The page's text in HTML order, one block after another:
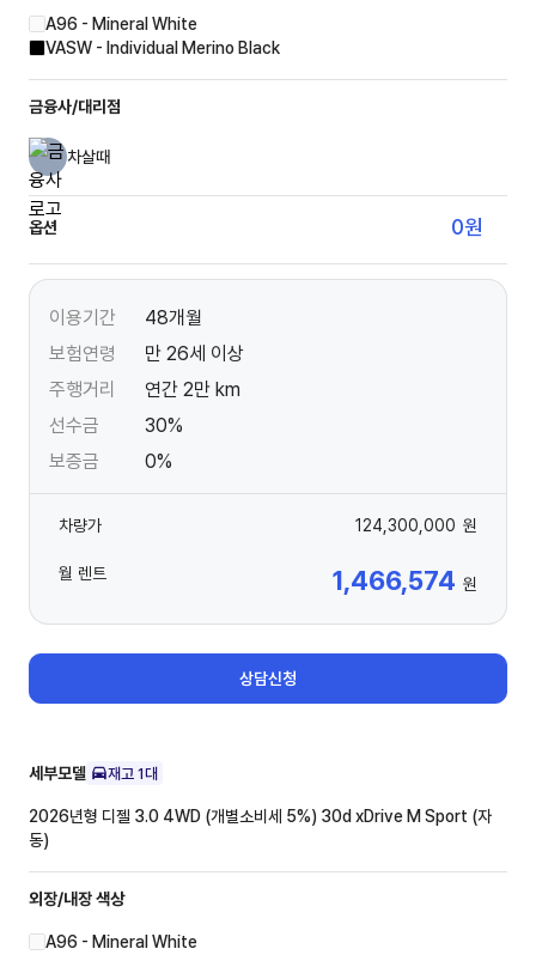
A96 - Mineral White
VASW - Individual Merino Black
금융사/대리점
차살때
옵션 0원
이용기간
48개월
보험연령
만 26세 이상
주행거리
연간 2만 km
선수금
30%
보증금
0%
차량가 124,300,000 원
월 렌트 1,466,574 원
상담신청
세부모델 재고 1대
2026년형 디젤 3.0 4WD (개별소비세 5%) 30d xDrive M Sport (자
동)
외장/내장색상
A96 - Mineral White